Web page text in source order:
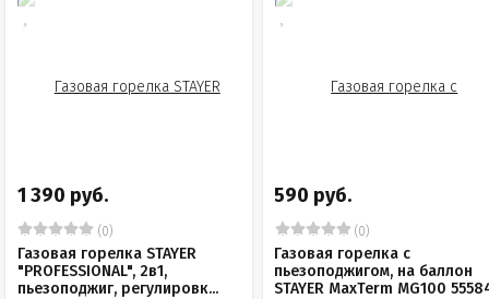
1 390 руб.
(0)
Газовая горелка STAYER
"PROFESSIONAL", 2в1,
пьезоподжиг, регулировк...
590 руб.
(0)
Газовая горелка с
пьезоподжигом, на баллон
STAYER MaxTerm MG100